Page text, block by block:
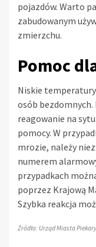
pojazdów. Warto
zabudowanym
zmierzchu.
Pomoc
Niskie
osób
reagowanie na
pomocy. W
mrozie, należy
numerem
przypadkach
poprzez Krajową
Szybka reakcja
Źródło: Urząd Miasta